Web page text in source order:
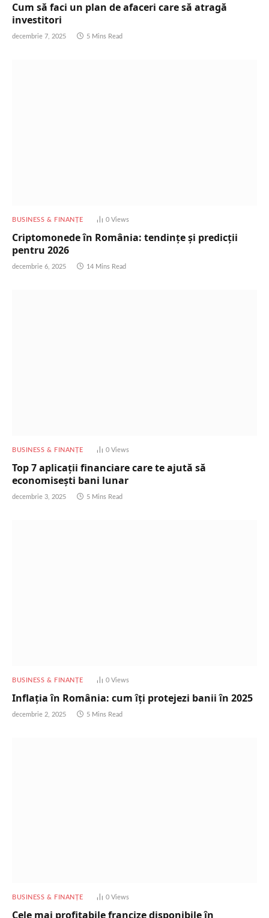
Cum să faci un plan de afaceri care să atragă
investitori
decembrie 7, 2025 5 Mins Read
BUSINESS & FINANȚE 0 Views
Criptomonede în România: tendințe și predicții
pentru 2026
decembrie 6, 2025 14 Mins Read
BUSINESS & FINANȚE 0 Views
Top 7 aplicații financiare care te ajută să
economisești bani lunar
decembrie 3, 2025 5 Mins Read
BUSINESS & FINANȚE 0 Views
Inflația în România: cum îți protejezi banii în 2025
decembrie 2, 2025 5 Mins Read
BUSINESS & FINANȚE 0 Views
Cele mai profitabile francize disponibile în